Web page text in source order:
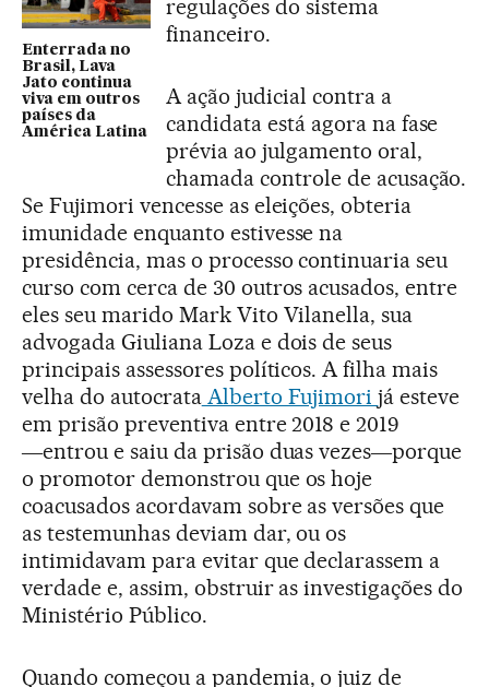
Enterrada no
Brasil, Lava
Jato continua
viva em outros
países da
América Latina
regulações do sistema
financeiro.
A ação judicial contra a
candidata está agora na fase
prévia ao julgamento oral,
chamada controle de acusação.
Se Fujimori vencesse as eleições, obteria
imunidade enquanto estivesse na
presidência, mas o processo continuaria seu
curso com cerca de 30 outros acusados, entre
eles seu marido Mark Vito Vilanella, sua
advogada Giuliana Loza e dois de seus
principais assessores políticos. A filha mais
velha do autocrataAlberto Fujimorijá esteve
em prisão preventiva entre 2018 e 2019
―entrou e saiu da prisão duas vezes―porque
o promotor demonstrou que os hoje
coacusados acordavam sobre as versões que
as testemunhas deviam dar, ou os
intimidavam para evitar que declarassem a
verdade e, assim, obstruir as investigações do
Ministério Público.
Quando começou a pandemia, o juiz de